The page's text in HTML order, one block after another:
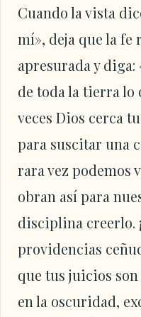
Cuando la vista
mí», deja que la fe
apresurada y diga:
de toda la tierra lo
veces Dios cerca
para suscitar una
rara vez podemos
obran así para
disciplina creerlo.
providencias
que tus juicios son
en la oscuridad,